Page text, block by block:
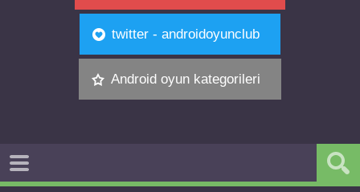
twitter - androidoyunclub
Android oyun kategorileri